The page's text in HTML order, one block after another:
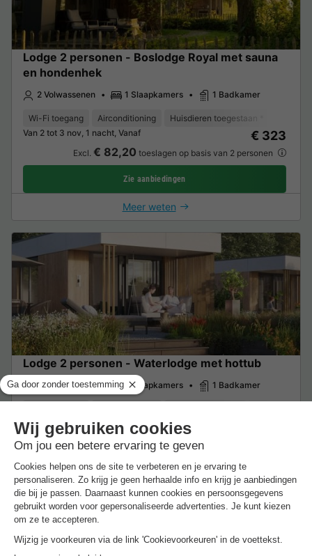
Lodge 2 personen - Boslodge Royal met sauna
en hondenhek
2 Volwassenen 1 Slaapkamers 1 Badkamer
Wi-Fi toegang Airconditioning Huisdieren toegestaan *
Van 2 tot 3 nov, 1 nacht, Vanaf
€ 323
Excl. € 82,20 toeslagen op basis van 2 personen
Zie aanbiedingen
Meer weten
Lodge 2 personen - Waterlodge met hottub
2 Volwassenen 1 Slaapkamers 1 Badkamer
Van 8 tot 9 dec, 1 nacht, Vanaf
Excl.€ 82,20toeslagen op basis van 2 personen
Zie aanbiedingen
Meer weten